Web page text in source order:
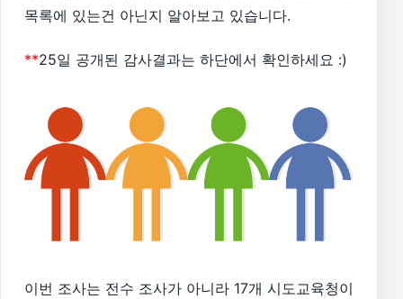
목록에 있는건 아닌지 알아보고 있습니다.
**25일 공개된 감사결과는 하단에서 확인하세요 :)
이번 조사는 전수 조사가 아니라 17개 시도교육청이